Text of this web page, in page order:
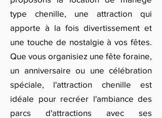
type chenille, une attraction qui
apporte à la fois divertissement et
une touche de nostalgie à vos fêtes.
Que vous organisiez une fête foraine,
un anniversaire ou une célébration
spéciale, l'attraction chenille est
idéale pour recréer l'ambiance des
parcs d'attractions avec ses